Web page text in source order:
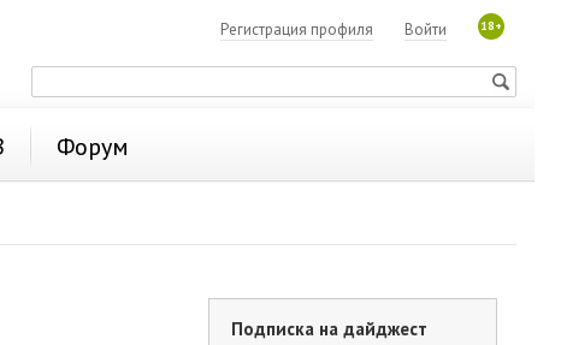
18+
Войти
Регистрация профиля
Форум
Подписка на дайджест